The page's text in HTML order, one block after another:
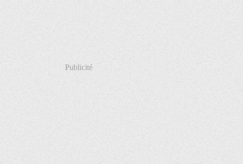
Publicité